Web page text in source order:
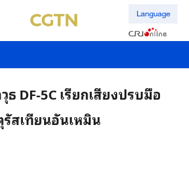
Language
ธ DF-5C เรียกเสียงปรบมือ
สเทียนอันเหมิน